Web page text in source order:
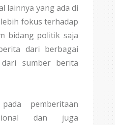
lainnya yang ada di
fokus terhadap
bidang politik saja
dari berbagai
sumber berita
pemberitaan
dan juga